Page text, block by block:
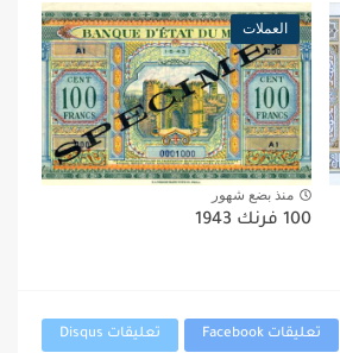
العملات
منذ بضع شهور
100 فرنك 1943
تعليقات Facebook تعليقات Disqus